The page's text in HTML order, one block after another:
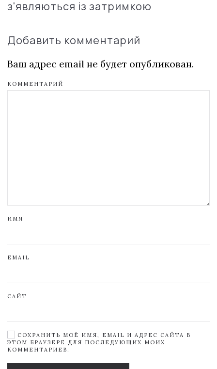
з'являються із затримкою
Добавить комментарий
Ваш адрес email не будет опубликован.
КОММЕНТАРИЙ
ИМЯ
EMAIL
САЙТ
СОХРАНИТЬ МОЁ ИМЯ, EMAIL И АДРЕС САЙТА В
ЭТОМ БРАУЗЕРЕ ДЛЯ ПОСЛЕДУЮЩИХ МОИХ
КОММЕНТАРИЕВ.